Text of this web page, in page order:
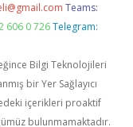
Teams:
606 0 726 Telegram:
Bilgi Teknolojileri
bir Yer Sağlayıcı
içerikleri proaktif
bulunmamaktadır.